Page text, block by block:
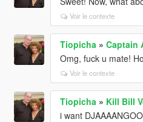
Voir le contexte
Tiopicha » Captain
Omg, fuck u mate!
Voir le contexte
Tiopicha » Kill Bill
i want